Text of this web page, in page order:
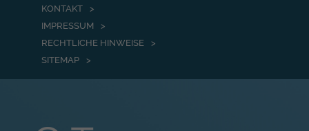
KONTAKT
IMPRESSUM
RECHTLICHE HINWEISE
SITEMAP